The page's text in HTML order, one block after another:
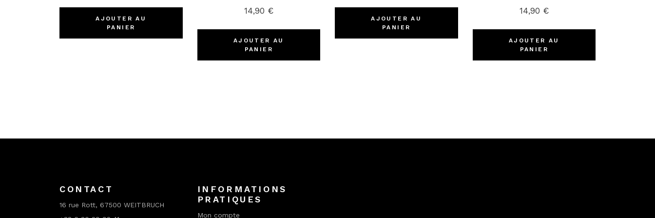
AJOUTER AU
PANIER
14,90 €
AJOUTER AU
PANIER
AJOUTER AU
PANIER
14,90 €
AJOUTER AU
PANIER
CONTACT
16 rue Rott, 67500 WEITBRUCH
INFORMATIONS
PRATIQUES
Mon compte